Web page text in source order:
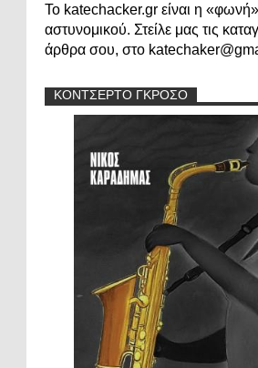
Το katechacker.gr είναι η
αστυνομικού. Στείλε μας τις
άρθρα σου, στο
ΚΟΝΤΣΕΡΤΟ ΓΚΡΟΣΟ